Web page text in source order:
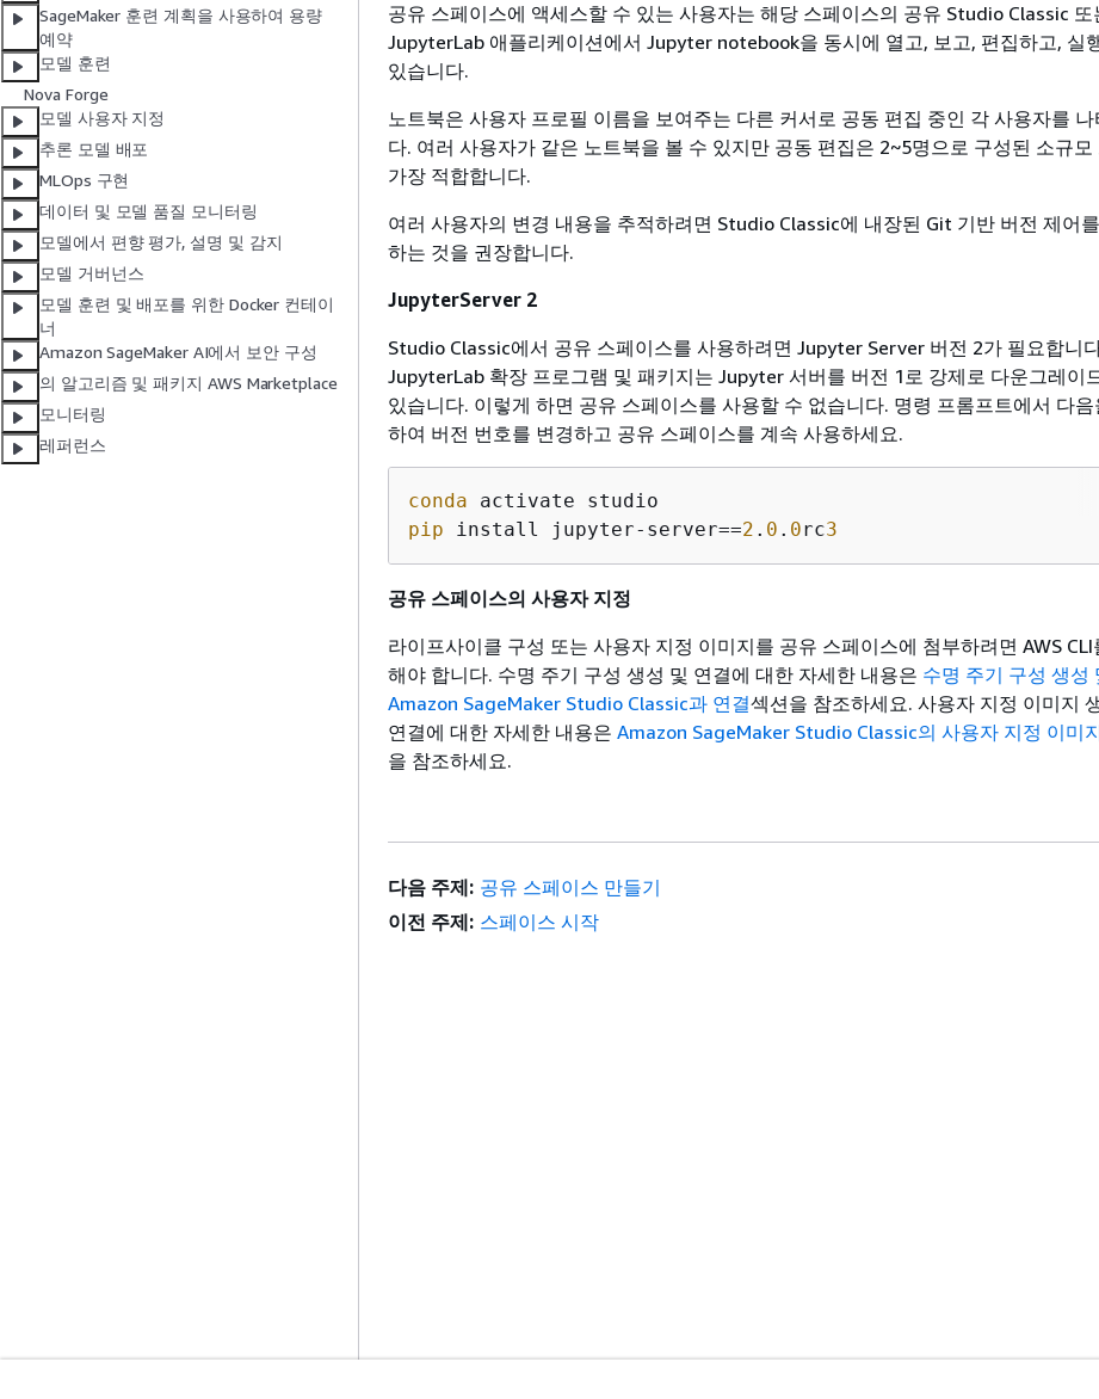
SageMaker 훈련 계획을 사용하여 용량
예약
모델 훈련
Nova Forge
모델 사용자 지정
추론 모델 배포
MLOps 구현
데이터 및 모델 품질 모니터링
모델에서 편향 평가, 설명 및 감지
모델 거버넌스
모델 훈련 및 배포를 위한 Docker 컨테이
너
Amazon SageMaker AI에서 보안 구성
의 알고리즘 및 패키지 AWS Marketplace
모니터링
레퍼런스
공유 스페이스에 액세스할 수 있는 사용자는 해당 스페이스의 공유 Studio Classic 또
JupyterLab 애플리케이션에서 Jupyter notebook을 동시에 열고, 보고, 편집하고, 실
있습니다.
노트북은 사용자 프로필 이름을 보여주는 다른 커서로 공동 편집 중인 각 사용자를 나
다. 여러 사용자가 같은 노트북을 볼 수 있지만 공동 편집은 2~5명으로 구성된 소규모
가장 적합합니다.
여러 사용자의 변경 내용을 추적하려면 Studio Classic에 내장된 Git 기반 버전 제어
하는 것을 권장합니다.
JupyterServer 2
Studio Classic에서 공유 스페이스를 사용하려면 Jupyter Server 버전 2가 필요합니
JupyterLab 확장 프로그램 및 패키지는 Jupyter 서버를 버전 1로 강제로 다운그레이
있습니다. 이렇게 하면 공유 스페이스를 사용할 수 없습니다. 명령 프롬프트에서 다음
하여 버전 번호를 변경하고 공유 스페이스를 계속 사용하세요.
conda
pip install jupyter-server==2 . 0 . 0rc3
공유 스페이스의 사용자 지정
라이프사이클 구성 또는 사용자 지정 이미지를 공유 스페이스에 첨부하려면 AWS CLI
해야 합니다. 수명 주기 구성 생성 및 연결에 대한 자세한 내용은 수명 주기 구성 생성
Amazon SageMaker Studio Classic과 연결섹션을 참조하세요. 사용자 지정 이미지
연결에 대한 자세한 내용은 Amazon SageMaker Studio Classic의 사용자 지정 이미
을 참조하세요.
다음 주제: 공유 스페이스 만들기
이전 주제: 스페이스 시작